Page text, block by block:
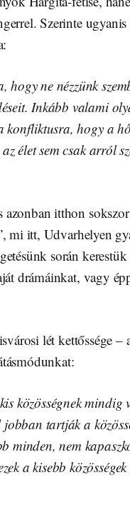
Szerinte
ne nézzünk
Inkább valami
konfliktusra, hogy a
élet sem csak arról
azonban itthon
mi itt, Udvarhelyen
során
drámáinkat, vagy
lét kettőssége –
közösségnek
tartják a
minden, nem
a kisebb